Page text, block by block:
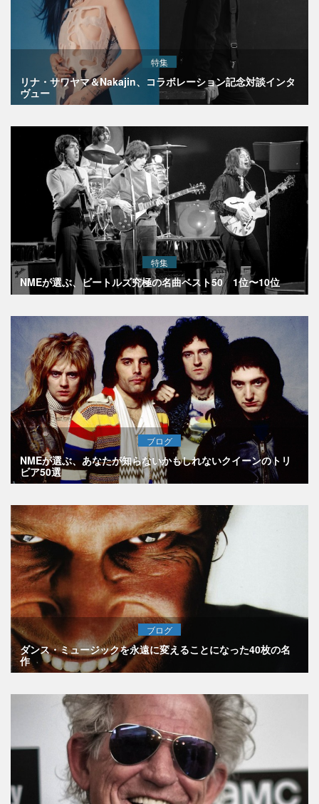
特集
リナ・サワヤマ＆Nakajin、コラボレーション記念対談インタ
ヴュー
特集
NMEが選ぶ、ビートルズ究極の名曲ベスト50 1位〜10位
ブログ
NMEが選ぶ、あなたが知らないかもしれないクイーンのトリ
ビア50選
ブログ
ダンス・ミュージックを永遠に変えることになった40枚の名
作